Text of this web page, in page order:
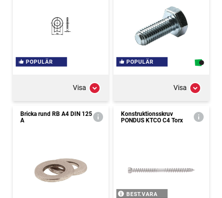
POPULÄR
Visa
POPULÄR
Visa
Bricka rund RB A4 DIN 125
A
Konstruktionsskruv
PONDUS KTCO C4 Torx
BEST.VARA